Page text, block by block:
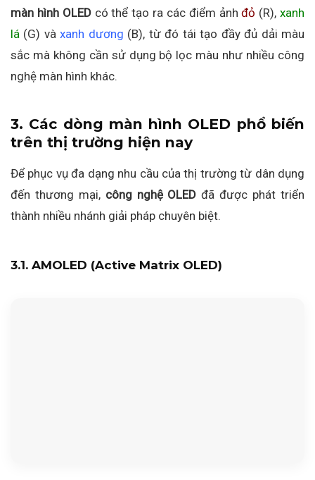
màn hình OLEDcó thể tạo ra các điểm ảnh đỏ (R),xanh
lá (G) vàxanh dương (B), từ đó tái tạo đầy đủ dải màu
sắc mà không cần sử dụng bộ lọc màu như nhiều công
nghệ màn hình khác.
3. Các dòng màn hình OLED phổ biến
trên thị trường hiện nay
Để phục vụ đa dạng nhu cầu của thị trường từ dân dụng
đến thương mại, công nghệ OLED đã được phát triển
thành nhiều nhánh giải pháp chuyên biệt.
3.1. AMOLED (Active Matrix OLED)